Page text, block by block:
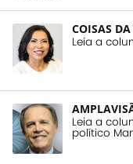
COISAS
Leia a
Leia a
político